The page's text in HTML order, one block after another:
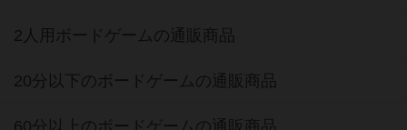
2人用ボードゲームの通販商品
20分以下のボードゲームの通販商品
60分以上のボードゲームの通販商品